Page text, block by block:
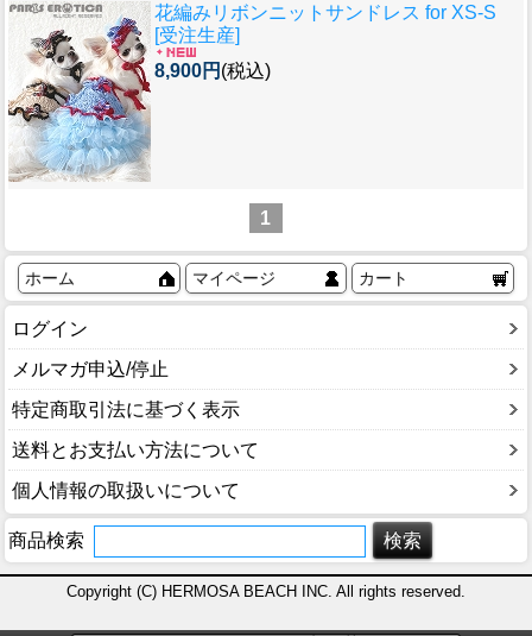
花編みリボンニットサンドレス for XS-S
[受注生産]
8,900円 (税込)
1
ホーム マイページ カート
ログイン
メルマガ申込/停止
特定商取引法に基づく表示
送料とお支払い方法について
個人情報の取扱いについて
商品検索
Copyright (C) HERMOSA BEACH INC. All rights reserved.